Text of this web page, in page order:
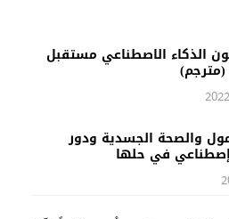
الذكاء الاصطناعي مستقبل
(مترجم)
والصحة الجسدية ودور
في حلها